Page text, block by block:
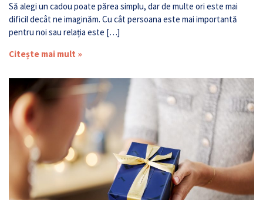
Să alegi un cadou poate părea simplu, dar de multe ori este mai
dificil decât ne imaginăm. Cu cât persoana este mai importantă
pentru noi sau relația este […]
Citește mai mult »